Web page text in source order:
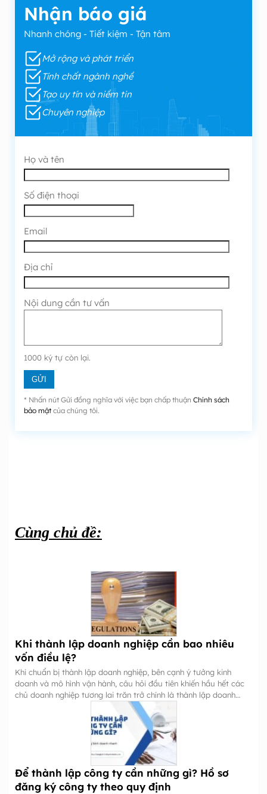
Nhận báo giá
Nhanh chóng - Tiết kiệm - Tận tâm
Mở rộng và phát triển
Tính chất ngành nghề
Tạo uy tín và niềm tin
Chuyên nghiệp
Họ và tên
Số điện thoại
Email
Địa chỉ
Nội dung cần tư vấn
1000 ký tự còn lại.
* Nhấn nút Gửi đồng nghĩa với việc bạn chấp thuận Chính sách
bảo mậtcủa chúng tôi.
Cùng chủ đề:
Khi thành lập doanh nghiệp cần bao nhiêu
vốn điều lệ?
Khi chuẩn bị thành lập doanh nghiệp, bên cạnh ý tưởng kinh
doanh và mô hình vận hành, câu hỏi đầu tiên khiến hầu hết các
chủ doanh nghiệp tương lai trăn trở chính là thành lập doanh
Để thành lập công ty cần những gì? Hồ sơ
đăng ký công ty theo quy định